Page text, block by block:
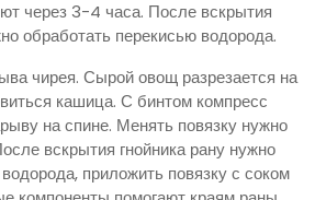
через 3-4 часа. После вскрытия
обработать перекисью водорода.
чирея. Сырой овощ разрезается на
кашица. С бинтом компресс
на спине. Менять повязку нужно
вскрытия гнойника рану нужно
приложить повязку с соком